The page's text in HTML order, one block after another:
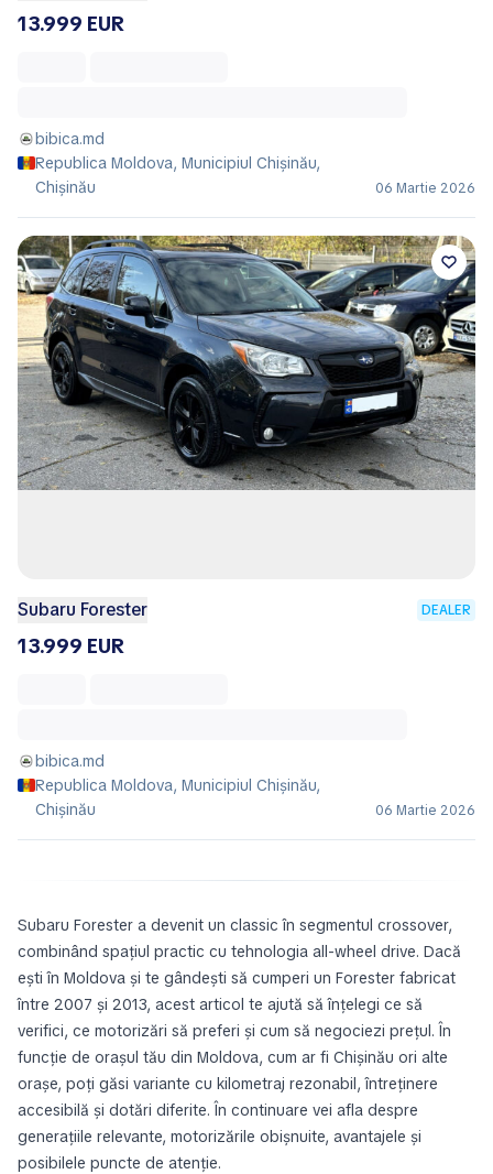
13.999 EUR
bibica.md
Republica Moldova, Municipiul Chișinău,
Chișinău
06 Martie 2026
Subaru Forester DEALER
13.999 EUR
bibica.md
Republica Moldova, Municipiul Chișinău,
Chișinău
06 Martie 2026
Subaru Forester a devenit un classic în segmentul crossover,
combinând spațiul practic cu tehnologia all-wheel drive. Dacă
ești în Moldova și te gândești să cumperi un Forester fabricat
între 2007 și 2013, acest articol te ajută să înțelegi ce să
verifici, ce motorizări să preferi și cum să negociezi prețul. În
funcție de orașul tău din Moldova, cum ar fi Chișinău ori alte
orașe, poți găsi variante cu kilometraj rezonabil, întreținere
accesibilă și dotări diferite. În continuare vei afla despre
generațiile relevante, motorizările obișnuite, avantajele și
posibilele puncte de atenție.